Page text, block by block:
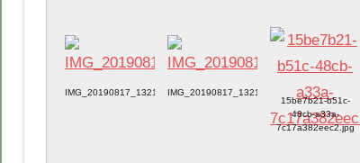
IMG_20190817_132106.jpgIMG_20190817_132110.jpg
15be7b21-b51c-
48cb-a33a-
7c17a382eec2.jpg